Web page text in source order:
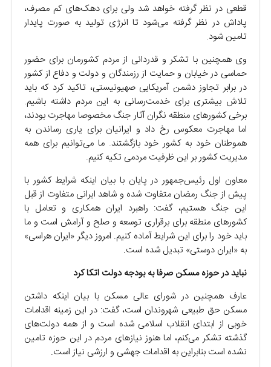
قطعی در نظر گرفته خواهد شد ولی برای دهک‌های کم مصرف،
پاداش در نظر گرفته می‌شود تا انرژی تولید به صورت پایدار
تامین شود.
وی همچنین با تشکر و قدردانی از مردم کشورمان برای حضور
حماسی در خیابان و حمایت از رزمندگان و دولت و دفاع از کشور
در برابر تجاوز دشمن آمریکایی صهیونیستی، تاکید کرد که باید
تلاش بیشتری برای خدمت‌رسانی به این مردم داشته باشیم.
برخی کشور‌های منطقه نگران آثار جنگ مخصوصا مهاجرت بودند،
اما مهاجرت معکوس رخ داد و ایرانیان برای یاری رساندن به
هموطنان خود به کشور خود بازگشتند. ما می‌توانیم برای همه
مدیریت کشور بر این ظرفیت مردمی تکیه کنیم.
معاون اول رئیس‌جمهور در پایان با بیان اینکه شرایط کشور با
پیش از جنگ رمضان متفاوت شده و شاهد ایرانی متفاوت از قبل
این جنگ هستیم، گفت: راهبرد ایران همکاری و تعامل با
کشور‌های منطقه برای برقراری توسعه و صلح و آرامش است و ما
باید خود را برای این شرایط آماده کنیم. امروز دیگر «ایران هراسی»
به «ایران دوستی» تبدیل شده است.
نباید در حوزه مسکن صرفا به بودجه دولت اتکا کرد
عارف همچنین در شورای عالی مسکن با بیان اینکه داشتن
مسکن حق طبیعی شهروندان است، گفت: در این زمینه اقدامات
خوبی از ابتدای انقلاب اسلامی شده است و از همه دولت‌های
گذشته تشکر می‌کنم، اما هنوز نیاز‌های مردم در این حوزه تامین
نشده است بنابراین به اقدامات جهشی و ارزشی نیاز است.